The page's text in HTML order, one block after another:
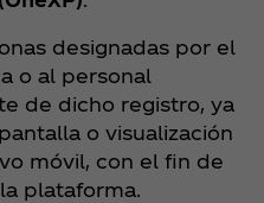
designadas por el
o al personal
de dicho registro, ya
o visualización
móvil, con el fin de
plataforma.